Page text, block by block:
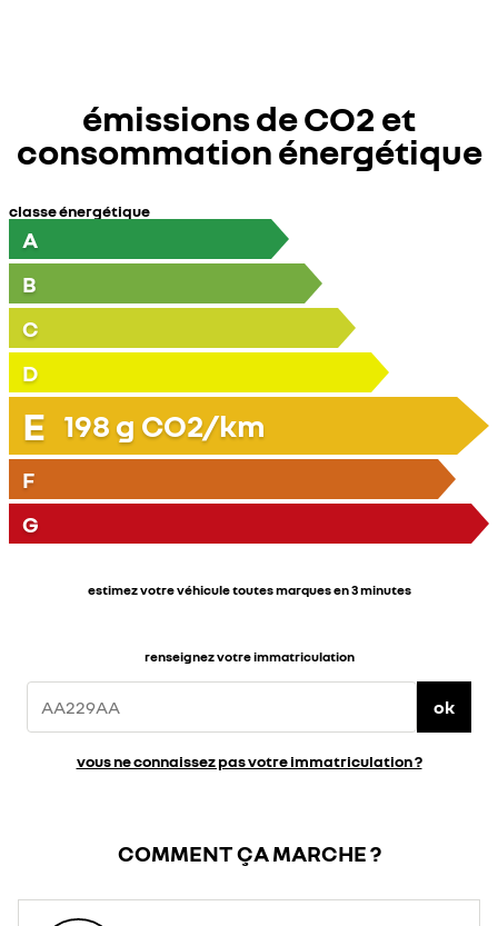
émissions de CO2 et
consommation énergétique
classe énergétique
A
B
C
D
E 198 g CO2/km
F
G
estimez votre véhicule toutes marques en 3 minutes
renseignez votre immatriculation
ok
vous ne connaissez pas votre immatriculation ?
COMMENT ÇA MARCHE ?